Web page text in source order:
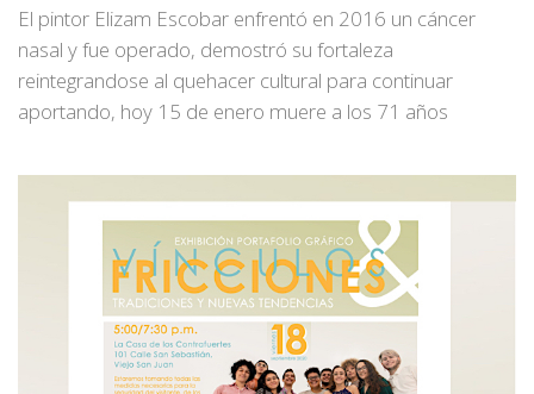
El pintor Elizam Escobar enfrentó en 2016 un cáncer
nasal y fue operado, demostró su fortaleza
reintegrandose al quehacer cultural para continuar
aportando, hoy 15 de enero muere a los 71 años